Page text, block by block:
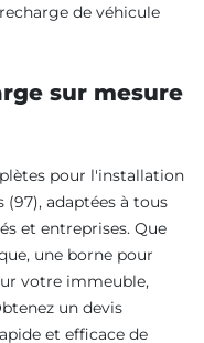
de véhicule
sur mesure
pour l'installation
(97), adaptées à tous
et entreprises. Que
une borne pour
votre immeuble,
un devis
et efficace de